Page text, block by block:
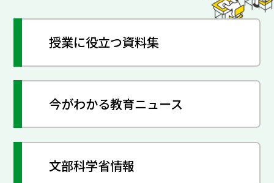
授業に役立つ資料集
今がわかる教育ニュース
文部科学省情報